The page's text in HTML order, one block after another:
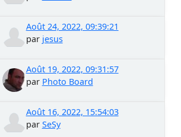
Août 24, 2022, 09:39:21
par jesus
Août 19, 2022, 09:31:57
par Photo Board
Août 16, 2022, 15:54:03
par SeSy